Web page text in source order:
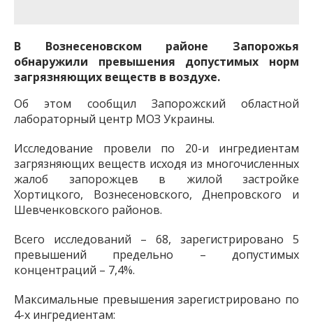
В Вознесеновском районе Запорожья
обнаружили превышения допустимых норм
загрязняющих веществ в воздухе.
Об этом сообщил Запорожский областной
лабораторный центр МОЗ Украины.
Исследование провели по 20-и ингредиентам
загрязняющих веществ исходя из многочисленных
жалоб запорожцев в жилой застройке
Хортицкого, Вознесеновского, Днепровского и
Шевченковского районов.
Всего исследований – 68, зарегистрировано 5
превышений предельно – допустимых
концентраций – 7,4%.
Максимальные превышения зарегистрировано по
4-х ингредиентам: